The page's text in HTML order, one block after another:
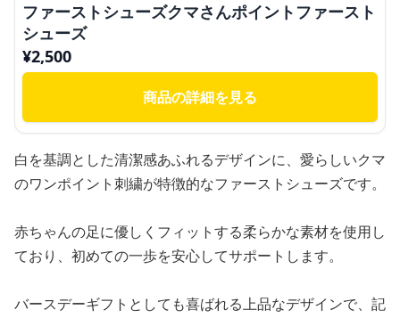
ファーストシューズクマさんポイントファースト
シューズ
¥2,500
商品の詳細を見る
白を基調とした清潔感あふれるデザインに、愛らしいクマ
のワンポイント刺繍が特徴的なファーストシューズです。
赤ちゃんの足に優しくフィットする柔らかな素材を使用し
ており、初めての一歩を安心してサポートします。
バースデーギフトとしても喜ばれる上品なデザインで、記